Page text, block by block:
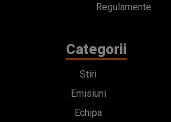
Regulamente
Categorii
Stiri
Emisiuni
Echipa